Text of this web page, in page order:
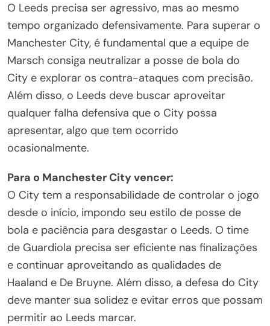
O Leeds precisa ser agressivo, mas ao mesmo
tempo organizado defensivamente. Para superar o
Manchester City, é fundamental que a equipe de
Marsch consiga neutralizar a posse de bola do
City e explorar os contra-ataques com precisão.
Além disso, o Leeds deve buscar aproveitar
qualquer falha defensiva que o City possa
apresentar, algo que tem ocorrido
ocasionalmente.
Para o Manchester City vencer:
O City tem a responsabilidade de controlar o jogo
desde o início, impondo seu estilo de posse de
bola e paciência para desgastar o Leeds. O time
de Guardiola precisa ser eficiente nas finalizações
e continuar aproveitando as qualidades de
Haaland e De Bruyne. Além disso, a defesa do City
deve manter sua solidez e evitar erros que possam
permitir ao Leeds marcar.